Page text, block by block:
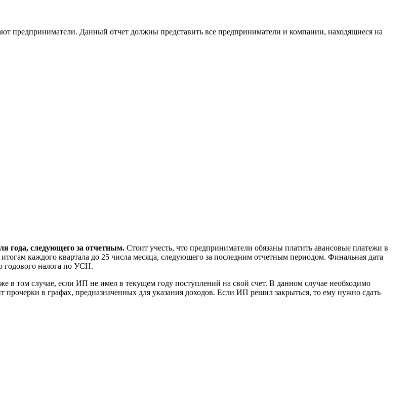
предприниматели. Данный отчет должны представить все предприниматели и компании, находящиеся на
года, следующего за отчетным. Стоит учесть, что предприниматели обязаны платить авансовые платежи в
каждого квартала до 25 числа месяца, следующего за последним отчетным периодом. Финальная дата
годового налога по УСН.
в том случае, если ИП не имел в текущем году поступлений на свой счет. В данном случае необходимо
в графах, предназначенных для указания доходов. Если ИП решил закрыться, то ему нужно сдать